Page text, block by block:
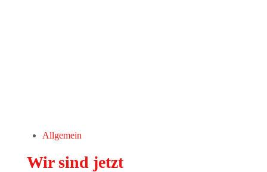
Allgemein
Wir sind jetzt